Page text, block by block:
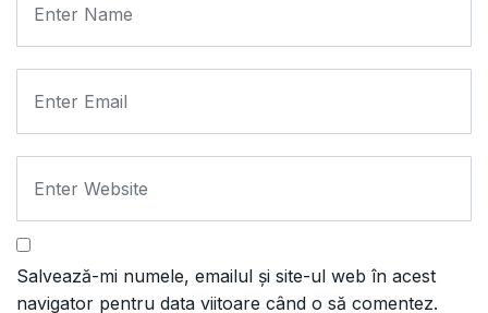
Salvează-mi numele, emailul și site-ul web în acest
navigator pentru data viitoare când o să comentez.